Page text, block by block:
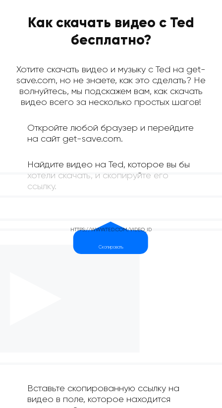
Как скачать видео с Ted
бесплатно?
Хотите скачать видео и музыку с Ted на get-
save.com, но не знаете, как это сделать? Не
волнуйтесь, мы подскажем вам, как скачать
видео всего за несколько простых шагов!
Откройте любой браузер и перейдите
на сайт get-save.com.
Найдите видео на Ted, которое вы бы
хотели скачать, и скопируйте его
ссылку.
Вставьте скопированную ссылку на
видео в поле, которое находится